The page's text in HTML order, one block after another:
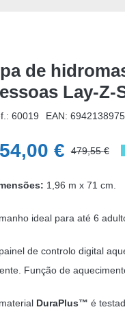
de
Lay-
60019 EAN:
479,55€O
€
O
é:
1,96 m x 71 cm.
ideal para até 6
de controlo digital
Função de
DuraPlus™ é